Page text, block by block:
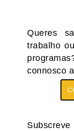
Queres
trabalho
connosco